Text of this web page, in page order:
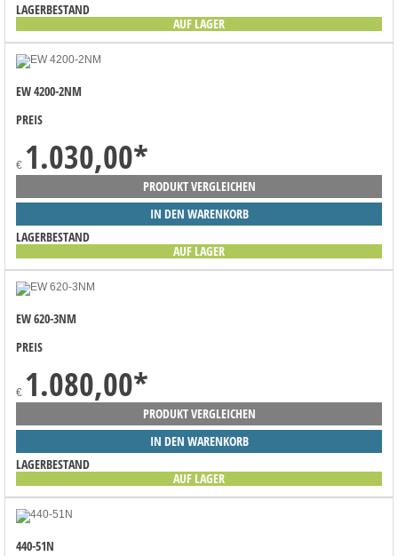
LAGERBESTAND
AUF LAGER
EW 4200-2NM
PREIS
€ 1.030,00*
PRODUKT VERGLEICHEN
IN DEN WARENKORB
LAGERBESTAND
AUF LAGER
EW 620-3NM
PREIS
€ 1.080,00*
PRODUKT VERGLEICHEN
IN DEN WARENKORB
LAGERBESTAND
AUF LAGER
440-51N